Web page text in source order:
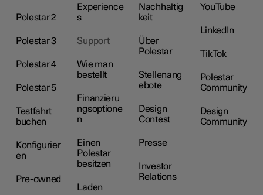
Polestar 2
Polestar 3
Polestar 4
Polestar 5
Testfahrt
buchen
Konfigurier
en
Pre-owned
Experience
s
Support
Wie man
bestellt
Finanzieru
ngsoptione
n
Einen
Polestar
besitzen
Laden
Nachhaltig
keit
Über
Polestar
Stellenang
ebote
Design
Contest
Presse
Investor
Relations
YouTube
LinkedIn
TikTok
Polestar
Community
Design
Community